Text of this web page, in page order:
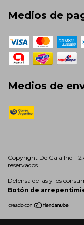
Medios de
Medios de
Copyright De Gala Ind -
reservados.
Defensa de las y los
Botón de